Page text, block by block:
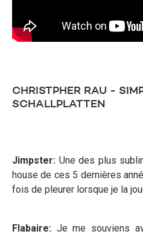
CHRISTPHER RAU -
SCHALLPLATTEN
Jimpster: Une des plus
house de ces 5 dernières
fois de pleurer lorsque je la
Flabaire: Je me souviens